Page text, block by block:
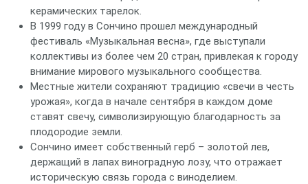
керамических тарелок.
В 1999 году в Сончино прошел международный
фестиваль «Музыкальная весна», где выступали
коллективы из более чем 20 стран, привлекая к городу
внимание мирового музыкального сообщества.
Местные жители сохраняют традицию «свечи в честь
урожая», когда в начале сентября в каждом доме
ставят свечу, символизирующую благодарность за
плодородие земли.
Сончино имеет собственный герб – золотой лев,
держащий в лапах виноградную лозу, что отражает
историческую связь города с виноделием.